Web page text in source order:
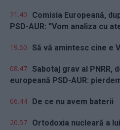
21.40
Comisia Europeană,
PSD-AUR: ”Vom analiza cu
19.50 Să vă amintesc cine e
08.47 Sabotaj grav al PNRR,
europeană PSD-AUR:
06.44 De ce nu avem baterii
20.57 Ortodoxia nucleară a